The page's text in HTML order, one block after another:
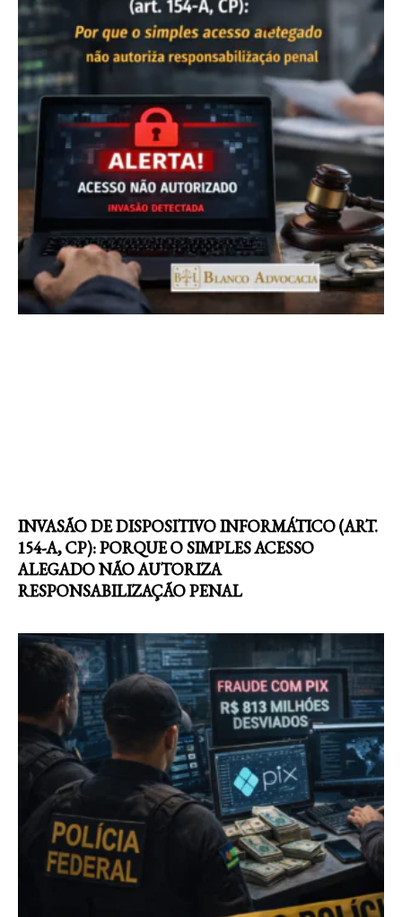
INVASÃO DE DISPOSITIVO INFORMÁTICO (ART.
154-A, CP): PORQUE O SIMPLES ACESSO
ALEGADO NÃO AUTORIZA
RESPONSABILIZAÇÃO PENAL